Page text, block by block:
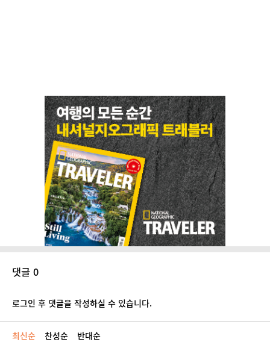
댓글 0
로그인 후 댓글을 작성하실 수 있습니다.
최신순 찬성순 반대순